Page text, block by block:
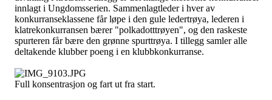
innlagt i Ungdomsserien. Sammenlagtleder i hver av
konkurranseklassene får løpe i den gule ledertrøya, lederen i
klatrekonkurransen bærer "polkadotttrøyen", og den raskeste
spurteren får bære den grønne spurttrøya. I tillegg samler alle
deltakende klubber poeng i en klubbkonkurranse.
Full konsentrasjon og fart ut fra start.